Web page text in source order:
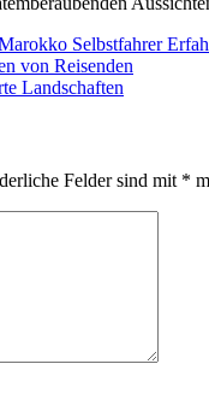
Selbstfahrer
von Reisenden
Landschaften
Felder sind mit *